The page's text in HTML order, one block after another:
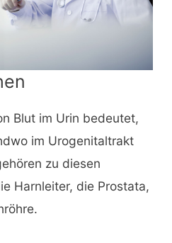
Blut im Urin bedeutet,
im Urogenitaltrakt
zu diesen
Harnleiter, die Prostata,